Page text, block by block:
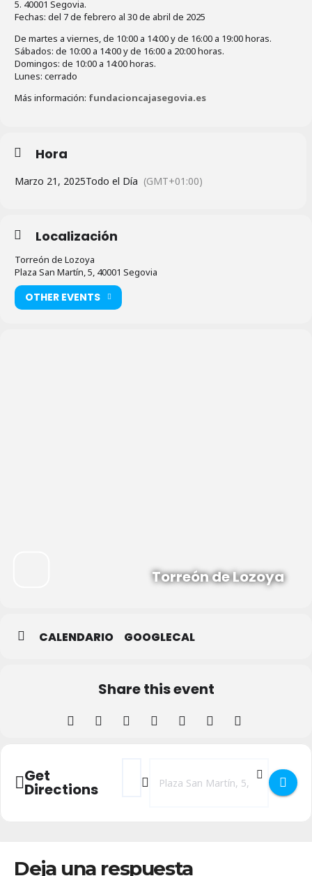
5. 40001 Segovia.
Fechas: del 7 de febrero al 30 de abril de 2025
De martes a viernes, de 10:00 a 14:00 y de 16:00 a 19:00 horas.
Sábados: de 10:00 a 14:00 y de 16:00 a 20:00 horas.
Domingos: de 10:00 a 14:00 horas.
Lunes: cerrado
Más información: fundacioncajasegovia.es
Hora
Marzo 21, 2025Todo el Día (GMT+01:00)
Localización
Torreón de Lozoya
Plaza San Martín, 5, 40001 Segovia
OTHER EVENTS
Torreón de Lozoya
CALENDARIO GOOGLECAL
Share this event
Get
Directions
Address - Conferencia 'Ramón Masats
Destination Address -
Deja una respuesta